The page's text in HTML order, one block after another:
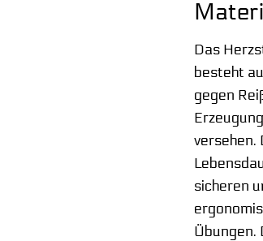
Das
besteht
gegen
versehen.
sicheren
Übungen.